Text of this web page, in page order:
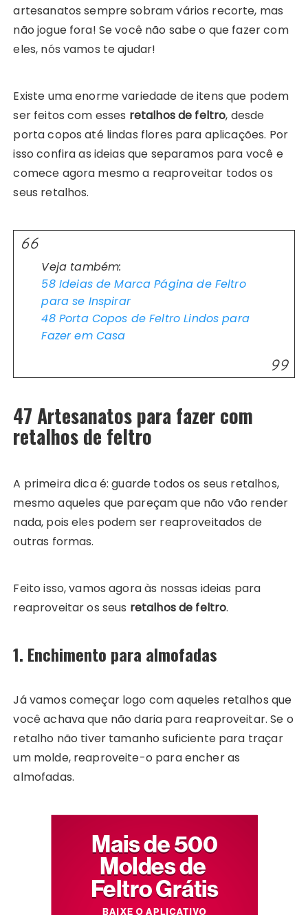
artesanatos sempre sobram vários recorte, mas
não jogue fora! Se você não sabe o que fazer com
eles, nós vamos te ajudar!
Existe uma enorme variedade de itens que podem
ser feitos com esses retalhos de feltro, desde
porta copos até lindas flores para aplicações. Por
isso confira as ideias que separamos para você e
comece agora mesmo a reaproveitar todos os
seus retalhos.
Veja também:
58 Ideias de Marca Página de Feltro
para se Inspirar
48 Porta Copos de Feltro Lindos para
Fazer em Casa
47 Artesanatos para fazer com
retalhos de feltro
A primeira dica é: guarde todos os seus retalhos,
mesmo aqueles que pareçam que não vão render
nada, pois eles podem ser reaproveitados de
outras formas.
Feito isso, vamos agora às nossas ideias para
reaproveitar os seus retalhos de feltro.
1. Enchimento para almofadas
Já vamos começar logo com aqueles retalhos que
você achava que não daria para reaproveitar. Se o
retalho não tiver tamanho suficiente para traçar
um molde, reaproveite-o para encher as
almofadas.